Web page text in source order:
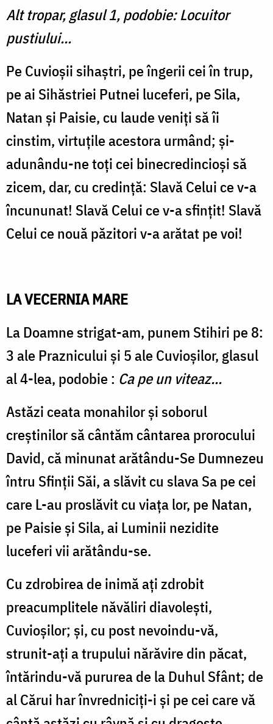
Alt tropar, glasul 1, podobie: Locuitor
pustiului...
Pe Cuvioșii sihaștri, pe îngerii cei în trup,
pe ai Sihăstriei Putnei luceferi, pe Sila,
Natan și Paisie, cu laude veniți să îi
cinstim, virtuțile acestora urmând; și-
adunându-ne toți cei binecredincioși să
zicem, dar, cu credință: Slavă Celui ce v-a
încununat! Slavă Celui ce v-a sfinţit! Slavă
Celui ce nouă păzitori v-a arătat pe voi!
LA VECERNIA MARE
La Doamne strigat-am, punem Stihiri pe 8:
3 ale Praznicului și 5 ale Cuvioșilor, glasul
al 4-lea, podobie : Ca pe un viteaz...
Astăzi ceata monahilor și soborul
creștinilor să cântăm cântarea prorocului
David, că minunat arătându-Se Dumnezeu
întru Sfinții Săi, a slăvit cu slava Sa pe cei
care L-au proslăvit cu viața lor, pe Natan,
pe Paisie și Sila, ai Luminii nezidite
luceferi vii arătându-se.
Cu zdrobirea de inimă aţi zdrobit
preacumplitele năvăliri diavoleşti,
Cuvioşilor; şi, cu post nevoindu-vă,
strunit-aţi a trupului nărăvire din păcat,
întărindu-vă pururea de la Duhul Sfânt; de
al Cărui har învredniciţi-i şi pe cei care vă